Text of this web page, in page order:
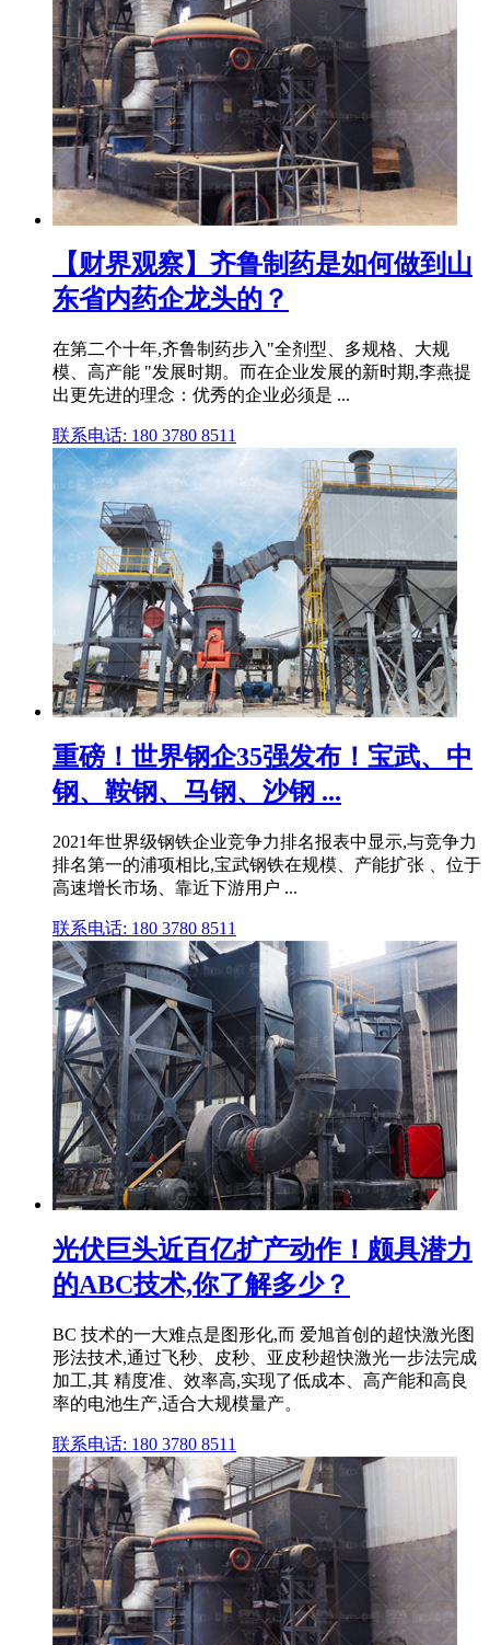
【财界观察】齐鲁制药是如何做到山
东省内药企龙头的？
在第二个十年,齐鲁制药步入"全剂型、多规格、大规
模、高产能 "发展时期。而在企业发展的新时期,李燕提
出更先进的理念：优秀的企业必须是 ...
联系电话: 180 3780 8511
重磅！世界钢企35强发布！宝武、中
钢、鞍钢、马钢、沙钢 ...
2021年世界级钢铁企业竞争力排名报表中显示,与竞争力
排名第一的浦项相比,宝武钢铁在规模、产能扩张 、位于
高速增长市场、靠近下游用户 ...
联系电话: 180 3780 8511
光伏巨头近百亿扩产动作！颇具潜力
的ABC技术,你了解多少？
BC 技术的一大难点是图形化,而 爱旭首创的超快激光图
形法技术,通过飞秒、皮秒、亚皮秒超快激光一步法完成
加工,其 精度准、效率高,实现了低成本、高产能和高良
率的电池生产,适合大规模量产。
联系电话: 180 3780 8511